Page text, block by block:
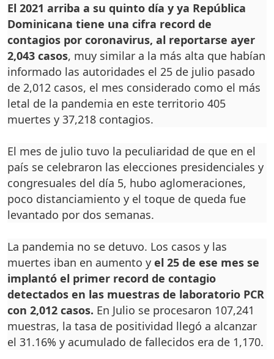
El 2021 arriba a su quinto día y ya República
Dominicana tiene una cifra record de
contagios por coronavirus, al reportarse ayer
2,043 casos, muy similar a la más alta que habían
informado las autoridades el 25 de julio pasado
de 2,012 casos, el mes considerado como el más
letal de la pandemia en este territorio 405
muertes y 37,218 contagios.
El mes de julio tuvo la peculiaridad de que en el
país se celebraron las elecciones presidenciales y
congresuales del día 5, hubo aglomeraciones,
poco distanciamiento y el toque de queda fue
levantado por dos semanas.
La pandemia no se detuvo. Los casos y las
muertes iban en aumento y el 25 de ese mes se
implantó el primer record de contagio
detectados en las muestras de laboratorio PCR
con 2,012 casos. En Julio se procesaron 107,241
muestras, la tasa de positividad llegó a alcanzar
el 31.16% y acumulado de fallecidos era de 1,170.